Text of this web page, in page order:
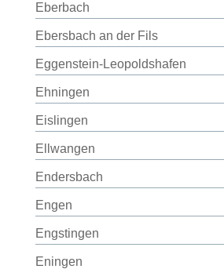
Eberbach
Ebersbach an der Fils
Eggenstein-Leopoldshafen
Ehningen
Eislingen
Ellwangen
Endersbach
Engen
Engstingen
Eningen